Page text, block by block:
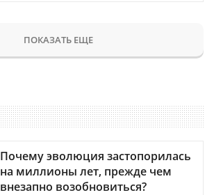
ПОКАЗАТЬ ЕЩЕ
Почему эволюция застопорилась
на миллионы лет, прежде чем
внезапно возобновиться?